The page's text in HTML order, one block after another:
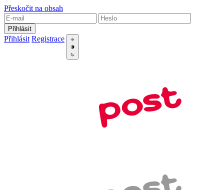
Přeskočit na obsah
Přihlásit
Přihlásit Registrace